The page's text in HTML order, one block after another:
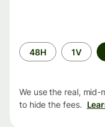
Time
period
48H 1V
We use the real,
to hide the fees.